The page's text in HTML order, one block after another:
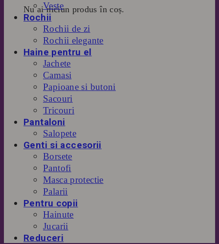
Nu ai niciun produs în coș.
Veste
Rochii
Rochii de zi
Rochii elegante
Haine pentru el
Jachete
Camasi
Papioane si butoni
Sacouri
Tricouri
Pantaloni
Salopete
Genti si accesorii
Borsete
Pantofi
Masca protectie
Palarii
Pentru copii
Hainute
Jucarii
Reduceri